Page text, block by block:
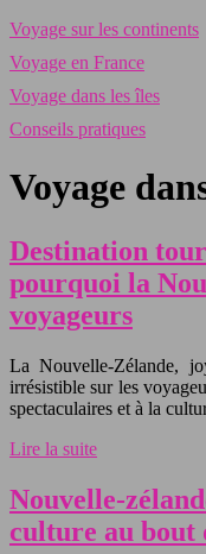
Voyage sur les continents
Voyage en France
Voyage dans les îles
Conseils pratiques
Voyage
Destination
pourquoi la
voyageurs
La Nouvelle-Zélande,
irrésistible sur les
spectaculaires et à la
Lire la suite
Nouvelle-
culture au bout